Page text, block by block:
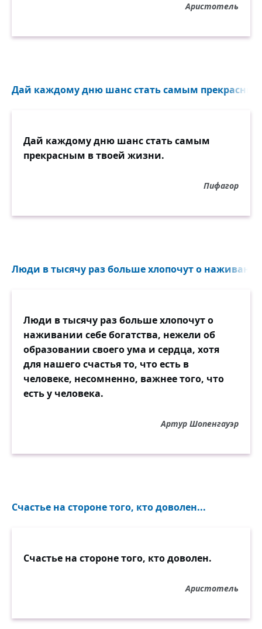
Аристотель
Дай каждому дню шанс стать самым
Дай каждому дню шанс стать самым
прекрасным в твоей жизни.
Пифагор
Люди в тысячу раз больше хлопочут о наживании
Люди в тысячу раз больше хлопочут о
наживании себе богатства, нежели об
образовании своего ума и сердца, хотя
для нашего счастья то, что есть в
человеке, несомненно, важнее того, что
есть у человека.
Артур Шопенгауэр
Счастье на стороне того, кто доволен...
Счастье на стороне того, кто доволен.
Аристотель